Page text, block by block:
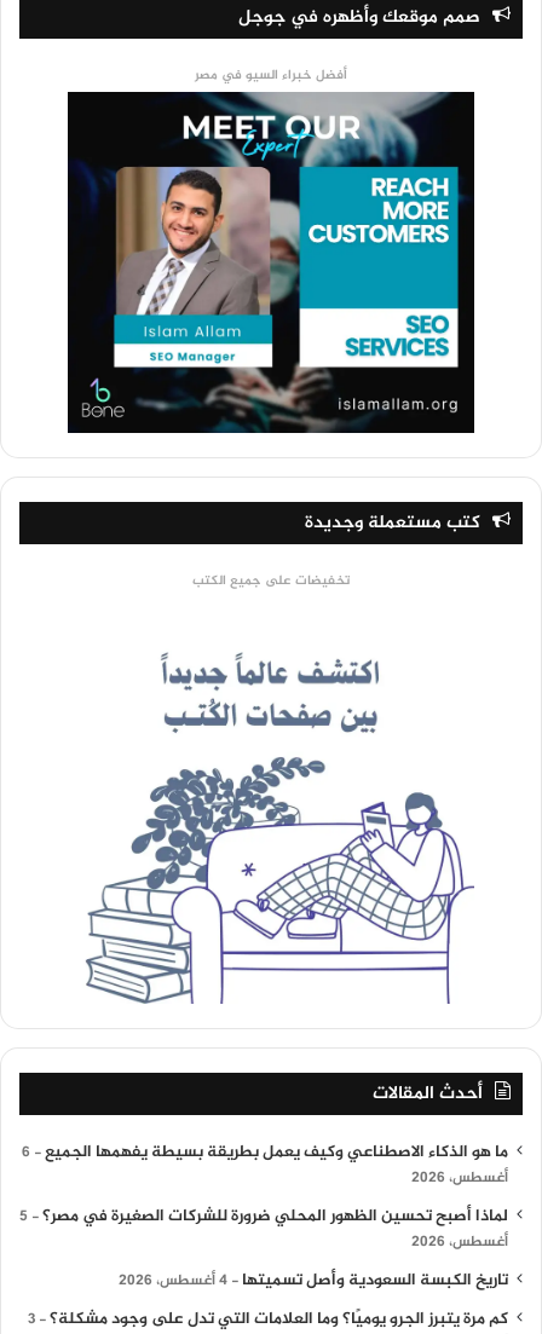
صمم موقعك وأظهره في جوجل
أفضل خبراء السيو في مصر
كتب مستعملة وجديدة
تخفيضات على جميع الكتب
أحدث المقالات
ما هو الذكاء الاصطناعي وكيف يعمل بطريقة بسيطة يفهمها الجميع
6
أغسطس، 2026
لماذا أصبح تحسين الظهور المحلي ضرورة للشركات الصغيرة في مصر؟
5
أغسطس، 2026
تاريخ الكبسة السعودية وأصل تسميتها 4 أغسطس، 2026
كم مرة يتبرز الجرو يوميًا؟ وما العلامات التي تدل على وجود مشكلة؟ 3